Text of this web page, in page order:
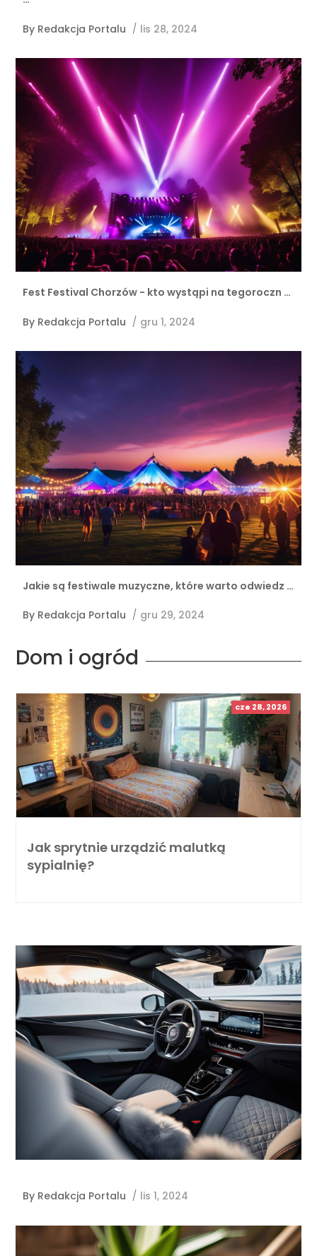
By Redakcja Portalu / lis 28, 2024
Fest Festival Chorzów - kto wystąpi na tegoroczn …
By Redakcja Portalu / gru 1, 2024
Jakie są festiwale muzyczne, które warto odwiedz …
By Redakcja Portalu / gru 29, 2024
Dom i ogród
cze 28, 2026
Jak sprytnie urządzić malutką
sypialnię?
By Redakcja Portalu / lis 1, 2024